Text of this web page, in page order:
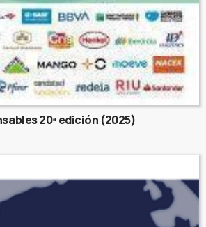
20ª edición (2025)